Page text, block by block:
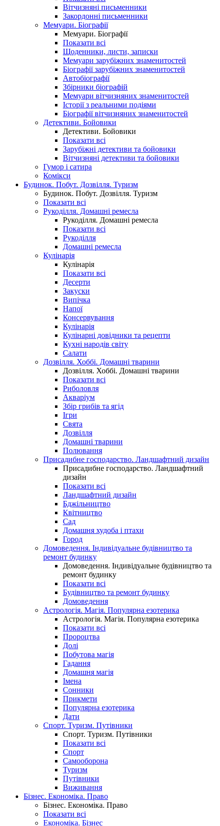
Вітчизняні письменники
Закордонні письменники
Мемуари. Біографії
Мемуари. Біографії
Показати всі
Щоденники, листи, записки
Мемуари зарубіжних знаменитостей
Біографії зарубіжних знаменитостей
Автобіографії
Збірники біографій
Мемуари вітчизняних знаменитостей
Історії з реальними подіями
Біографії вітчизняних знаменитостей
Детективи. Бойовики
Детективи. Бойовики
Показати всі
Зарубіжні детективи та бойовики
Вітчизняні детективи та бойовики
Гумор і сатира
Комікси
Будинок. Побут. Дозвілля. Туризм
Будинок. Побут. Дозвілля. Туризм
Показати всі
Рукоділля. Домашні ремесла
Рукоділля. Домашні ремесла
Показати всі
Рукоділля
Домашні ремесла
Кулінарія
Кулінарія
Показати всі
Десерти
Закуски
Випічка
Напої
Консервування
Кулінарія
Кулінарні довідники та рецепти
Кухні народів світу
Салати
Дозвілля. Хоббі. Домашні тварини
Дозвілля. Хоббі. Домашні тварини
Показати всі
Риболовля
Акваріум
Збір грибів та ягід
Ігри
Свята
Дозвілля
Домашні тварини
Полювання
Присадибне господарство. Ландшафтний дизайн
Присадибне господарство. Ландшафтний
дизайн
Показати всі
Ландшафтний дизайн
Бджільництво
Квітництво
Сад
Домашня худоба і птахи
Город
Домоведення. Індивідуальне будівництво та
ремонт будинку
Домоведення. Індивідуальне будівництво та
ремонт будинку
Показати всі
Будівництво та ремонт будинку
Домоведення
Астрологія. Магія. Популярна езотерика
Астрологія. Магія. Популярна езотерика
Показати всі
Пророцтва
Долі
Побутова магія
Гадання
Домашня магія
Імена
Сонники
Прикмети
Популярна езотерика
Дати
Спорт. Туризм. Путівники
Спорт. Туризм. Путівники
Показати всі
Спорт
Самооборона
Туризм
Путівники
Виживання
Бізнес. Економіка. Право
Бізнес. Економіка. Право
Показати всі
Економіка. Бізнес